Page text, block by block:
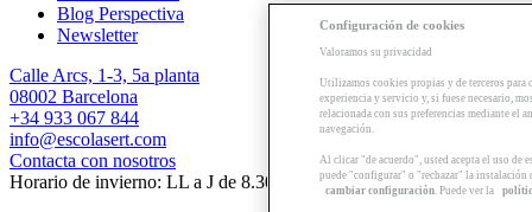
Blog Perspectiva
Newsletter
Calle Arcs, 1-3, 5a planta
08002 Barcelona
+34 933 067 844
info@escolasert.com
Contacta con nosotros
Horario de invierno: LL a J de 8.30 a 16.30 h / V de 8.30 a 14 h.
Configuración de cookies
Valoramos su privacidad
Utilizamos cookies propias y de terceros para
experiencia y servicio y, si fuese necesario,
relacionada con sus preferencias mediante el
navegación.
Al clicar "de acuerdo", usted acepta el uso de
puede "configurar" o "rechazar" la instalación
cambiar configuración. Puede ver la